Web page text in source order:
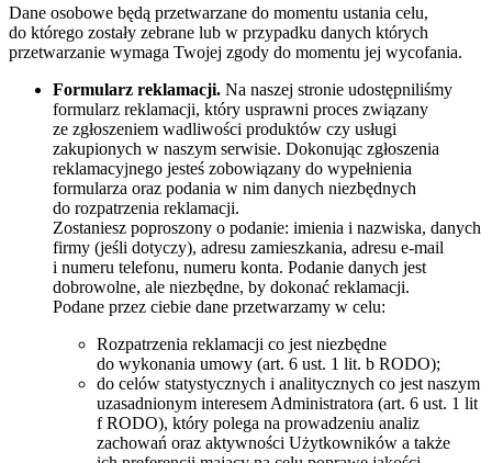
Dane osobowe będą przetwarzane do momentu ustania celu,
do którego zostały zebrane lub w przypadku danych których
przetwarzanie wymaga Twojej zgody do momentu jej wycofania.
Formularz reklamacji. Na naszej stronie udostępniliśmy
formularz reklamacji, który usprawni proces związany
ze zgłoszeniem wadliwości produktów czy usługi
zakupionych w naszym serwisie. Dokonując zgłoszenia
reklamacyjnego jesteś zobowiązany do wypełnienia
formularza oraz podania w nim danych niezbędnych
do rozpatrzenia reklamacji.
Zostaniesz poproszony o podanie: imienia i nazwiska, danych
firmy (jeśli dotyczy), adresu zamieszkania, adresu e-mail
i numeru telefonu, numeru konta. Podanie danych jest
dobrowolne, ale niezbędne, by dokonać reklamacji.
Podane przez ciebie dane przetwarzamy w celu:
Rozpatrzenia reklamacji co jest niezbędne
do wykonania umowy (art. 6 ust. 1 lit. b RODO);
do celów statystycznych i analitycznych co jest naszym
uzasadnionym interesem Administratora (art. 6 ust. 1 lit
f RODO), który polega na prowadzeniu analiz
zachowań oraz aktywności Użytkowników a także